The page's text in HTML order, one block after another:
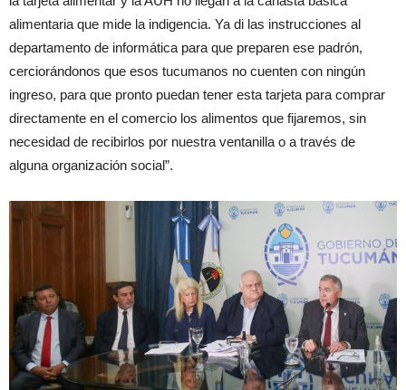
alimentaria que mide la indigencia. Ya di las instrucciones al
departamento de informática para que preparen ese padrón,
cerciorándonos que esos tucumanos no cuenten con ningún
ingreso, para que pronto puedan tener esta tarjeta para comprar
directamente en el comercio los alimentos que fijaremos, sin
necesidad de recibirlos por nuestra ventanilla o a través de
alguna organización social”.